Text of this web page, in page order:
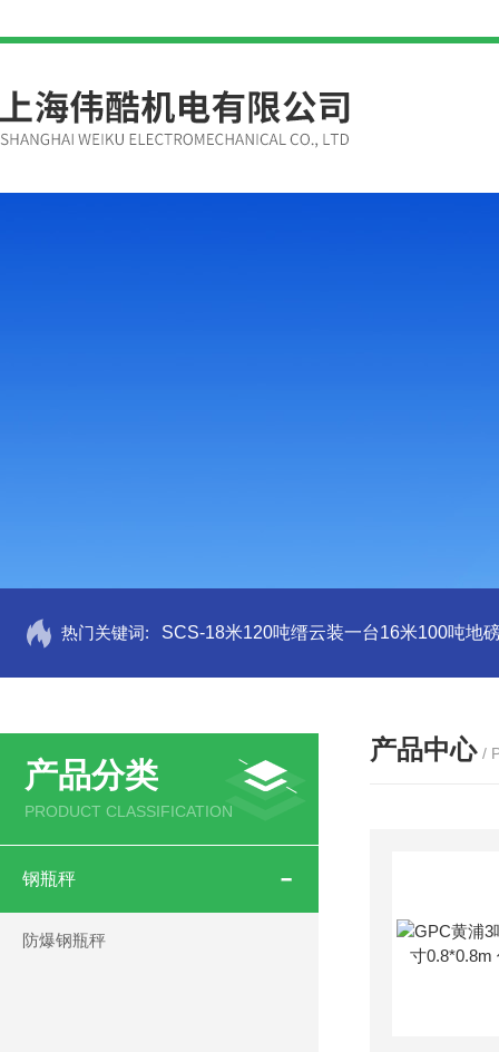
热门关键词: SCS-18米120吨缙云装一台16米100吨地
产品分类
PRODUCT CLASSIFICATION
钢瓶秤
防爆钢瓶秤
产品中心 /